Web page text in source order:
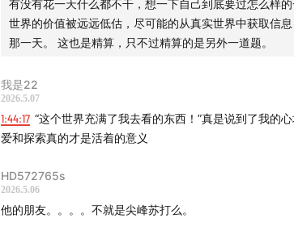
上还是看天吃饭。
不确定性：天气、政策、粮价。
亩产：保本1吨，期待1.5吨-2吨，最多不超过3吨，最次只
「✅种大豆」
在东北这片土地上，不只是一个作物，它就是历史本身。
东北很多草蛇灰线，最终都串联到了上个世纪初是世界上
「✅机器干活，广种薄收，种完就走，看天吃饭，纯风险投
种好地，取决于天好、农机不坏。但肯定会出现问题，不
有没有花一天什么都不干，想一下自己到底要过怎么样
世界的价值被远远低估，尽可能的从真实世界中获取信
那一天。 这也是精算，只不过精算的是另外一道题。
我是22
2026.5.07
1:44:17 “这个世界充满了我去看的东西！”真是说到了我的
爱和探索真的才是活着的意义
HD572765s
2026.5.06
他的朋友。。。。不就是尖峰苏打么。